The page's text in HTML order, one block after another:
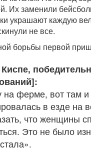
Их заменили
украшают каждую
не все.
борьбы первой
на ферме, вот там и
в езде на
что женщины
Это не было